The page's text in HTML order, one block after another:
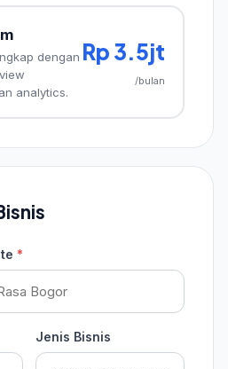
dengan
analytics.
Rp 3.5jt
/bulan
*
Jenis Bisnis